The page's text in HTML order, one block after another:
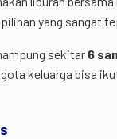
yang sangat
sekitar 6
keluarga bisa